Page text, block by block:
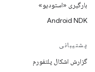
بارگیری «استودیو»
Android NDK
پشتیبانی
گزارش اشکال پلتفورم